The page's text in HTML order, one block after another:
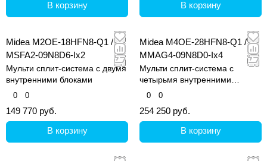
В корзину В корзину
Midea M2OE-18HFN8-Q1 /
MSFA2-09N8D6-Ix2
Мульти сплит-система с двумя
внутренними блоками
0 0
149 770 руб.
В корзину
Midea M4OE-28HFN8-Q1 /
MMAG4-09N8D0-Ix4
Мульти сплит-система с
четырьмя внутренними
блоками
0 0
254 250 руб.
В корзину